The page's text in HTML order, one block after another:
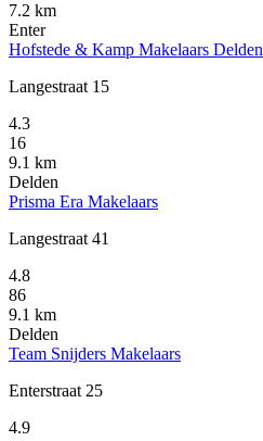
7.2 km
Enter
Hofstede & Kamp Makelaars Delden
Langestraat 15
4.3
16
9.1 km
Delden
Prisma Era Makelaars
Langestraat 41
4.8
86
9.1 km
Delden
Team Snijders Makelaars
Enterstraat 25
4.9